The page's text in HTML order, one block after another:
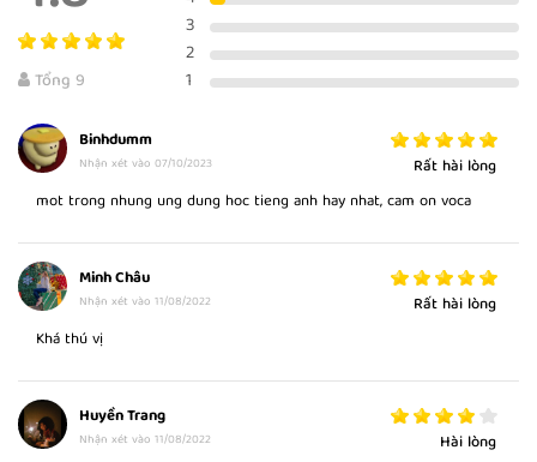
DOUBLE STANDARD 2
Tổng 9
3
2
1
Binhdumm
Nhận xét vào 07/10/2023
Rất hài lòng
mot trong nhung ung dung hoc tieng anh hay nhat, cam on voca
Minh Châu
Nhận xét vào 11/08/2022
Rất hài lòng
Khá thú vị
Huyền Trang
Nhận xét vào 11/08/2022
Hài lòng